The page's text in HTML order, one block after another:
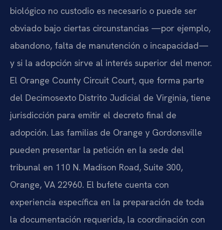
biológico no custodio es necesario o puede ser
obviado bajo ciertas circunstancias —por ejemplo,
abandono, falta de manutención o incapacidad—
y si la adopción sirve al interés superior del menor.
El Orange County Circuit Court, que forma parte
del Decimosexto Distrito Judicial de Virginia, tiene
jurisdicción para emitir el decreto final de
adopción. Las familias de Orange y Gordonsville
pueden presentar la petición en la sede del
tribunal en 110 N. Madison Road, Suite 300,
Orange, VA 22960. El bufete cuenta con
experiencia específica en la preparación de toda
la documentación requerida, la coordinación con